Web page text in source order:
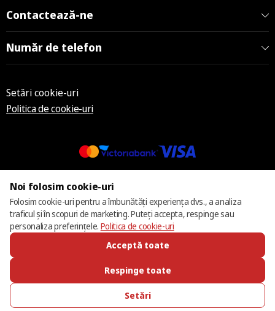
Contactează-ne
Număr de telefon
Setări cookie-uri
Politica de cookie-uri
© 2013 – 2026 ECOM
SUNĂ-NE FAVORITE CATALOG AUTENTIFICARE
Noi folosim cookie-uri
Folosim cookie-uri pentru a îmbunătăți experiența dvs., a analiza
traficul și în scopuri de marketing. Puteți accepta, respinge sau
personaliza preferințele. Politica de cookie-uri
Acceptă toate
Respinge toate
Setări